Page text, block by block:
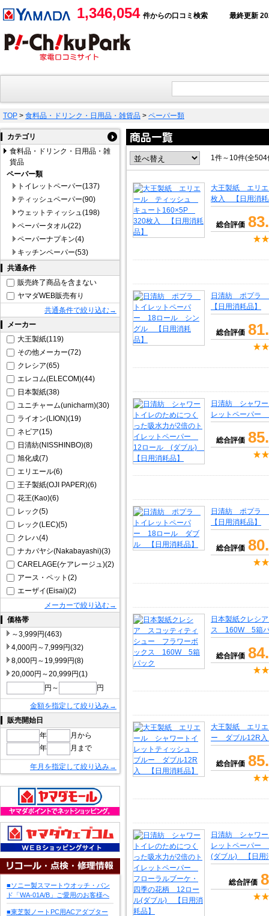
1,346,054 件からの口コミ検索 最終更新
TOP > 食料品・ドリンク・日用品・雑貨品 > ペーパー類
カテゴリ
食料品・ドリンク・日用品・雑
貨品
ペーパー類
トイレットペーパー(137)
ティッシュペーパー(90)
ウェットティッシュ(198)
ペーパータオル(22)
ペーパーナプキン(4)
キッチンペーパー(53)
共通条件
販売終了商品を含まない
ヤマダWEB販売有り
共通条件で絞り込む→
メーカー
大王製紙(119)
その他メーカー(72)
クレシア(65)
エレコム(ELECOM)(44)
日本製紙(38)
ユニチャーム(unicharm)(30)
ライオン(LION)(19)
ネピア(15)
日清紡(NISSHINBO)(8)
旭化成(7)
エリエール(6)
王子製紙(OJI PAPER)(6)
花王(Kao)(6)
レック(5)
レック(LEC)(5)
クレハ(4)
ナカバヤシ(Nakabayashi)(3)
CARELAGE(ケアレージュ)(2)
アース・ペット(2)
エーザイ(Eisai)(2)
メーカーで絞り込む→
価格帯
～3,999円(463)
4,000円～7,999円(32)
8,000円～19,999円(8)
20,000円～20,999円(1)
円～
円
金額を指定して絞り込み→
販売開始日
年
月から
年
月まで
年月を指定して絞り込み→
■ソニー製スマートウオッチ・バン
ド「WA-01A/B」ご愛用のお客様へ
■東芝製ノートPC用ACアダプター
1件～10件(全
大王製紙 エリ
枚入 【日用消耗
総合評価
日清紡 ポプラ
【日用消耗品】
総合評価
日清紡 シャワー
レットペーパ
総合評価
日清紡 ポプラ
【日用消耗品】
総合評価
日本製紙クレシ
ス 160W 5箱
総合評価
大王製紙 エリ
ー ダブル12R
総合評価
日清紡 シャワー
レットペーパー
(ダブル) 【日用
総合評価